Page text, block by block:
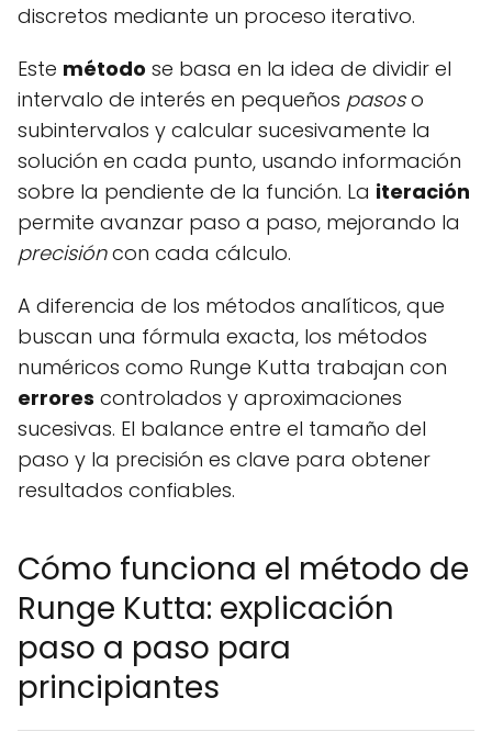
discretos mediante un proceso iterativo.
Este método se basa en la idea de dividir el
intervalo de interés en pequeños pasoso
subintervalos y calcular sucesivamente la
solución en cada punto, usando información
sobre la pendiente de la función. La iteración
permite avanzar paso a paso, mejorando la
precisióncon cada cálculo.
A diferencia de los métodos analíticos, que
buscan una fórmula exacta, los métodos
numéricos como Runge Kutta trabajan con
errores controlados y aproximaciones
sucesivas. El balance entre el tamaño del
paso y la precisión es clave para obtener
resultados confiables.
Cómo funciona el método de
Runge Kutta: explicación
paso a paso para
principiantes